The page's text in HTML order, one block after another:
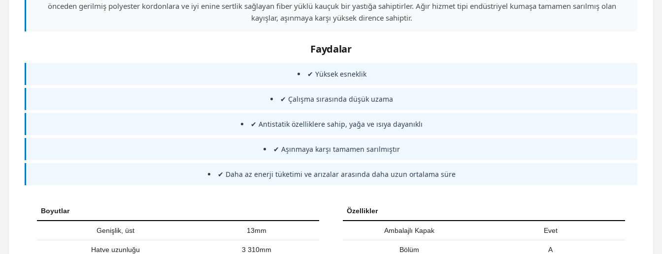
önceden gerilmiş polyester kordonlara ve iyi enine sertlik sağlayan fiber yüklü kauçuk bir yastığa sahiptirler. Ağır hizmet tipi endüstriyel kumaşa tamamen sarılmış olan
kayışlar, aşınmaya karşı yüksek dirence sahiptir.
Faydalar
✔ Yüksek esneklik
✔ Çalışma sırasında düşük uzama
✔ Antistatik özelliklere sahip, yağa ve ısıya dayanıklı
✔ Aşınmaya karşı tamamen sarılmıştır
✔ Daha az enerji tüketimi ve arızalar arasında daha uzun ortalama süre
Boyutlar
Genişlik, üst 13mm
Hatve uzunluğu 3 310mm
Özellikler
Ambalajlı Kapak Evet
Bölüm A